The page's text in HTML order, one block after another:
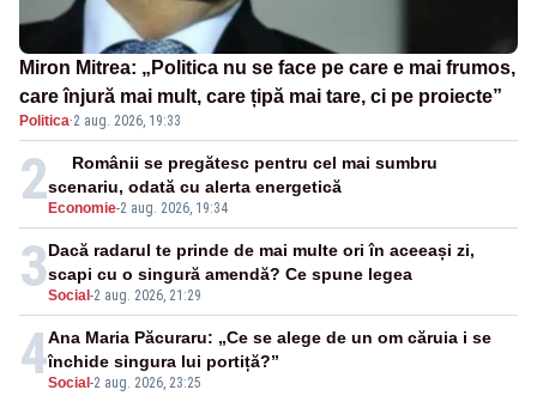
Miron Mitrea: „Politica nu se face pe care e mai frumos,
care înjură mai mult, care țipă mai tare, ci pe proiecte”
Politica·2 aug. 2026, 19:33
2 Economie-2 aug. 2026, 19:34
Românii se pregătesc pentru cel mai sumbru
scenariu, odată cu alerta energetică
3Social -2 aug. 2026, 21:29
Dacă radarul te prinde de mai multe ori în aceeași zi,
scapi cu o singură amendă? Ce spune legea
4Social -2 aug. 2026, 23:25
Ana Maria Păcuraru: „Ce se alege de un om căruia i se
închide singura lui portiță?”